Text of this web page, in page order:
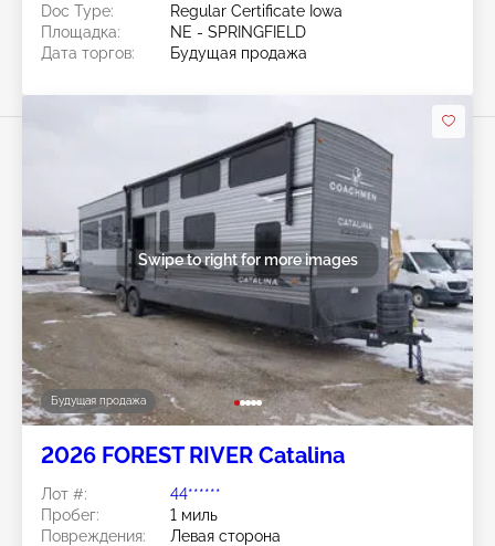
Doc Type:
Regular Certificate Iowa
Площадка:
NE - SPRINGFIELD
Дата торгов:
Будущая продажа
Будущая продажа
Swipe to right for more images
2026 FOREST RIVER Catalina
Лот #:
44******
Пробег:
1 миль
Повреждения:
Левая сторона